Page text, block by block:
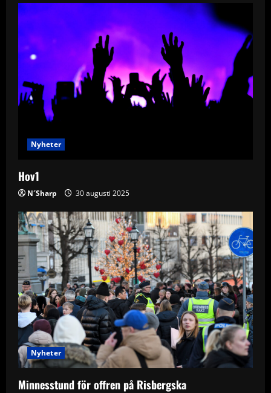
Nyheter
Hov1
N´Sharp 30 augusti 2025
Nyheter
Minnesstund för offren på Risbergska